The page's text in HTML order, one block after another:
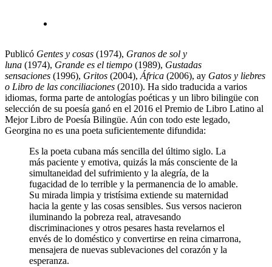
Publicó Gentes y cosas (1974), Granos de sol y
luna (1974), Grande es el tiempo (1989), Gustadas
sensaciones (1996), Gritos (2004),África (2006), ay Gatos y liebres
o Libro de las conciliaciones (2010). Ha sido traducida a varios
idiomas, forma parte de antologías poéticas y un libro bilingüe con
selección de su poesía ganó en el 2016 el Premio de Libro Latino al
Mejor Libro de Poesía Bilingüe. Aún con todo este legado,
Georgina no es una poeta suficientemente difundida:
Es la poeta cubana más sencilla del último siglo. La
más paciente y emotiva, quizás la más consciente de la
simultaneidad del sufrimiento y la alegría, de la
fugacidad de lo terrible y la permanencia de lo amable.
Su mirada limpia y tristísima extiende su maternidad
hacia la gente y las cosas sensibles. Sus versos nacieron
iluminando la pobreza real, atravesando
discriminaciones y otros pesares hasta revelarnos el
envés de lo doméstico y convertirse en reina cimarrona,
mensajera de nuevas sublevaciones del corazón y la
esperanza.